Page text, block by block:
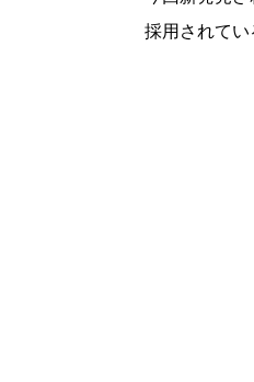
採用されてい